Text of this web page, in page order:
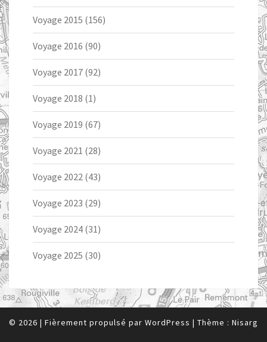
Voyage 2015 (156)
Voyage 2016 (90)
Voyage 2017 (92)
Voyage 2018 (1)
Voyage 2019 (67)
Voyage 2021 (28)
Voyage 2022 (43)
Voyage 2023 (29)
Voyage 2024 (31)
Voyage 2025 (30)
© 2026 | Fièrement propulsé par WordPress | Thème : Nisarg